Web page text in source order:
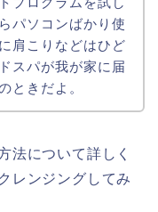
パソコンばかり使
肩こりなどはひど
スパが我が家に届
ときだよ。
法について詳しく
レンジングしてみ